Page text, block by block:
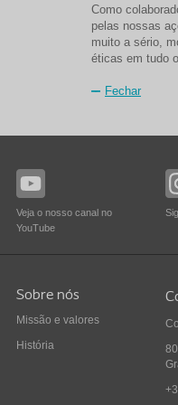
Como
pelas nossas
muito a sério,
éticas em tudo
Fechar
Veja o nosso canal no
YouTube
Sobre nós
Missão e valores
História